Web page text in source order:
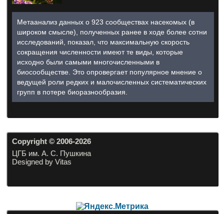
Метаанализ данных о 923 сообществах насекомых (в
широком смысле), полученных ранее в ходе более сотни
исследований, показал, что максимальную скорость
сокращения численности имеют те виды, которые
исходно были самыми многочисленными в
биосообществе. Это опровергает популярное мнение о
ведущей роли редких и малочисленных систематических
групп в потере биоразнообразия.
Copyright © 2006-2026
ЦГБ им. А. С. Пушкина
Designed by Vitas